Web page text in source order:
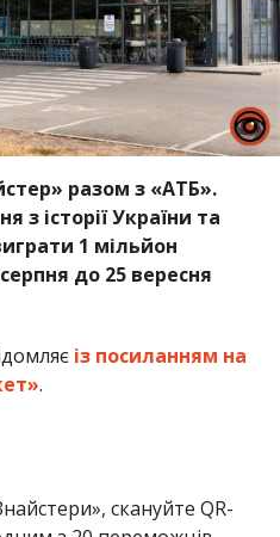
разом з «АТБ».
з історії України та
1 мільйон
до 25 вересня
із посиланням на
.
скануйте QR-